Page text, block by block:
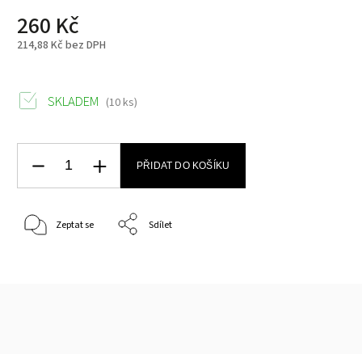
260 Kč
214,88 Kč bez DPH
SKLADEM (10 ks)
PŘIDAT DO KOŠÍKU
Zeptat se Sdílet